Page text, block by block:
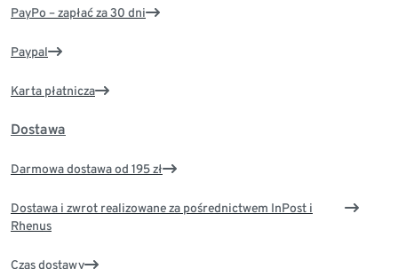
PayPo – zapłać za 30 dni
Paypal
Karta płatnicza
Dostawa
Darmowa dostawa od 195 zł
Dostawa i zwrot realizowane za pośrednictwem InPost i
Rhenus
Czas dostawy